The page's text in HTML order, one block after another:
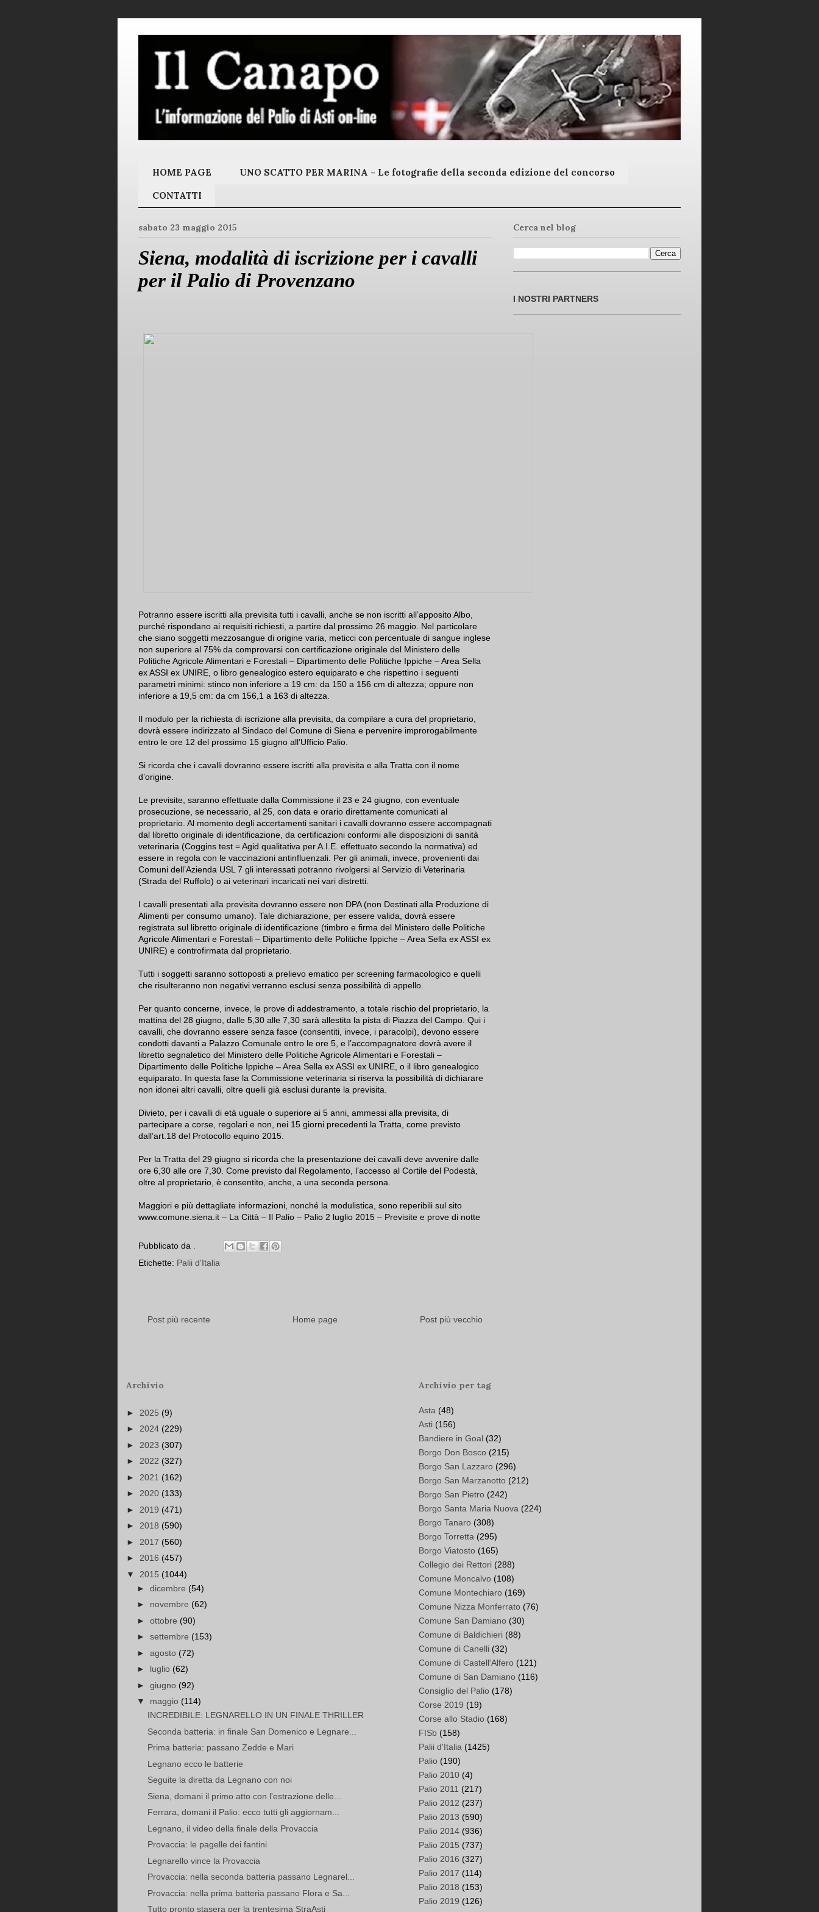
HOME PAGE UNO SCATTO PER MARINA - Le fotografie della seconda edizione del concorso
CONTATTI
sabato 23 maggio 2015
Siena, modalità di iscrizione per i cavalli
per il Palio di Provenzano
Potranno essere iscritti alla previsita tutti i cavalli, anche se non iscritti all’apposito Albo,
purché rispondano ai requisiti richiesti, a partire dal prossimo 26 maggio. Nel particolare
che siano soggetti mezzosangue di origine varia, meticci con percentuale di sangue inglese
non superiore al 75% da comprovarsi con certificazione originale del Ministero delle
Politiche Agricole Alimentari e Forestali – Dipartimento delle Politiche Ippiche – Area Sella
ex ASSI ex UNIRE, o libro genealogico estero equiparato e che rispettino i seguenti
parametri minimi: stinco non inferiore a 19 cm: da 150 a 156 cm di altezza; oppure non
inferiore a 19,5 cm: da cm 156,1 a 163 di altezza.
Il modulo per la richiesta di iscrizione alla previsita, da compilare a cura del proprietario,
dovrà essere indirizzato al Sindaco del Comune di Siena e pervenire improrogabilmente
entro le ore 12 del prossimo 15 giugno all’Ufficio Palio.
Si ricorda che i cavalli dovranno essere iscritti alla previsita e alla Tratta con il nome
d’origine.
Le previsite, saranno effettuate dalla Commissione il 23 e 24 giugno, con eventuale
prosecuzione, se necessario, al 25, con data e orario direttamente comunicati al
proprietario. Al momento degli accertamenti sanitari i cavalli dovranno essere accompagnati
dal libretto originale di identificazione, da certificazioni conformi alle disposizioni di sanità
veterinaria (Coggins test = Agid qualitativa per A.I.E. effettuato secondo la normativa) ed
essere in regola con le vaccinazioni antinfluenzali. Per gli animali, invece, provenienti dai
Comuni dell’Azienda USL 7 gli interessati potranno rivolgersi al Servizio di Veterinaria
(Strada del Ruffolo) o ai veterinari incaricati nei vari distretti.
I cavalli presentati alla previsita dovranno essere non DPA (non Destinati alla Produzione di
Alimenti per consumo umano). Tale dichiarazione, per essere valida, dovrà essere
registrata sul libretto originale di identificazione (timbro e firma del Ministero delle Politiche
Agricole Alimentari e Forestali – Dipartimento delle Politiche Ippiche – Area Sella ex ASSI ex
UNIRE) e controfirmata dal proprietario.
Tutti i soggetti saranno sottoposti a prelievo ematico per screening farmacologico e quelli
che risulteranno non negativi verranno esclusi senza possibilità di appello.
Per quanto concerne, invece, le prove di addestramento, a totale rischio del proprietario, la
mattina del 28 giugno, dalle 5,30 alle 7,30 sarà allestita la pista di Piazza del Campo. Qui i
cavalli, che dovranno essere senza fasce (consentiti, invece, i paracolpi), devono essere
condotti davanti a Palazzo Comunale entro le ore 5, e l’accompagnatore dovrà avere il
libretto segnaletico del Ministero delle Politiche Agricole Alimentari e Forestali –
Dipartimento delle Politiche Ippiche – Area Sella ex ASSI ex UNIRE, o il libro genealogico
equiparato. In questa fase la Commissione veterinaria si riserva la possibilità di dichiarare
non idonei altri cavalli, oltre quelli già esclusi durante la previsita.
Divieto, per i cavalli di età uguale o superiore ai 5 anni, ammessi alla previsita, di
partecipare a corse, regolari e non, nei 15 giorni precedenti la Tratta, come previsto
dall’art.18 del Protocollo equino 2015.
Per la Tratta del 29 giugno si ricorda che la presentazione dei cavalli deve avvenire dalle
ore 6,30 alle ore 7,30. Come previsto dal Regolamento, l’accesso al Cortile del Podestà,
oltre al proprietario, è consentito, anche, a una seconda persona.
Maggiori e più dettagliate informazioni, nonché la modulistica, sono reperibili sul sito
www.comune.siena.it – La Città – Il Palio – Palio 2 luglio 2015 – Previsite e prove di notte
Pubblicato da
Etichette: Palii d'Italia
Post più recente Post più vecchio
Home page
Cerca nel blog
I NOSTRI PARTNERS
Archivio
► 2025 (9)
► 2024 (229)
► 2023 (307)
► 2022 (327)
► 2021 (162)
► 2020 (133)
► 2019 (471)
► 2018 (590)
► 2017 (560)
► 2016 (457)
▼ 2015 (1044)
► dicembre (54)
► novembre (62)
► ottobre (90)
► settembre (153)
► agosto (72)
► luglio (62)
► giugno (92)
▼ maggio (114)
INCREDIBILE: LEGNARELLO IN UN FINALE THRILLER
Seconda batteria: in finale San Domenico e Legnare...
Prima batteria: passano Zedde e Mari
Legnano ecco le batterie
Seguite la diretta da Legnano con noi
Siena, domani il primo atto con l'estrazione delle...
Ferrara, domani il Palio: ecco tutti gli aggiornam...
Legnano, il video della finale della Provaccia
Provaccia: le pagelle dei fantini
Legnarello vince la Provaccia
Provaccia: nella seconda batteria passano Legnarel...
Provaccia: nella prima batteria passano Flora e Sa...
Tutto pronto stasera per la trentesima StraAsti
Archivio per tag
Asta (48)
Asti (156)
Bandiere in Goal (32)
Borgo Don Bosco (215)
Borgo San Lazzaro (296)
Borgo San Marzanotto (212)
Borgo San Pietro (242)
Borgo Santa Maria Nuova (224)
Borgo Tanaro (308)
Borgo Torretta (295)
Borgo Viatosto (165)
Collegio dei Rettori (288)
Comune Moncalvo (108)
Comune Montechiaro (169)
Comune Nizza Monferrato (76)
Comune San Damiano (30)
Comune di Baldichieri (88)
Comune di Canelli (32)
Comune di Castell'Alfero (121)
Comune di San Damiano (116)
Consiglio del Palio (178)
Corse 2019 (19)
Corse allo Stadio (168)
FISb (158)
Palii d'Italia (1425)
Palio (190)
Palio 2010 (4)
Palio 2011 (217)
Palio 2012 (237)
Palio 2013 (590)
Palio 2014 (936)
Palio 2015 (737)
Palio 2016 (327)
Palio 2017 (114)
Palio 2018 (153)
Palio 2019 (126)